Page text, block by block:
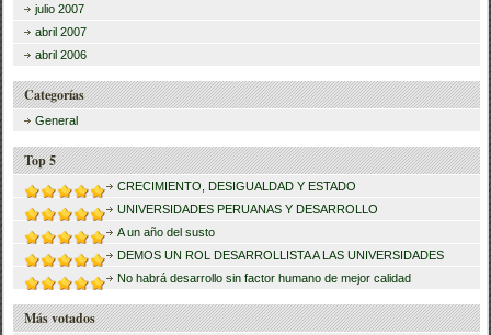
julio 2007
abril 2007
abril 2006
Categorías
General
Top 5
CRECIMIENTO, DESIGUALDAD Y ESTADO
UNIVERSIDADES PERUANAS Y DESARROLLO
A un año del susto
DEMOS UN ROL DESARROLLISTA A LAS UNIVERSIDADES
No habrá desarrollo sin factor humano de mejor calidad
Más votados